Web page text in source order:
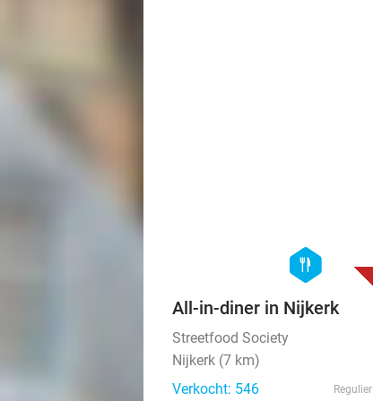
hexagon
food
All-in-diner in Nijkerk
Streetfood Society
Nijkerk (7 km)
Verkocht: 546
Regulier